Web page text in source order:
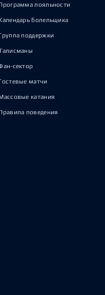
лояльности
болельщика
поддержки
сектор
матчи
катания
поведения